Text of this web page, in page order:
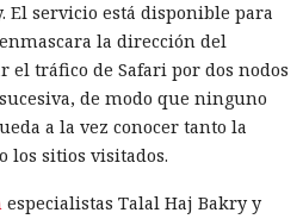
El servicio está disponible para
la dirección del
el tráfico de Safari por dos nodos
de modo que ninguno
a la vez conocer tanto la
los sitios visitados.
especialistas Talal Haj Bakry y